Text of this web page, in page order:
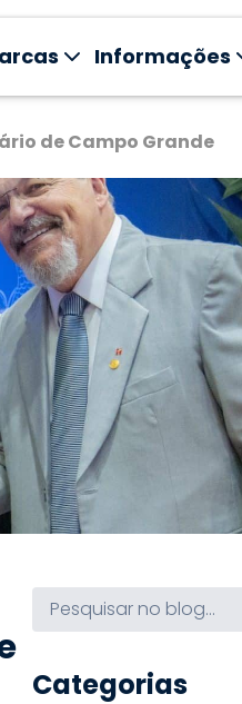
Informações
de Campo Grande
Categorias